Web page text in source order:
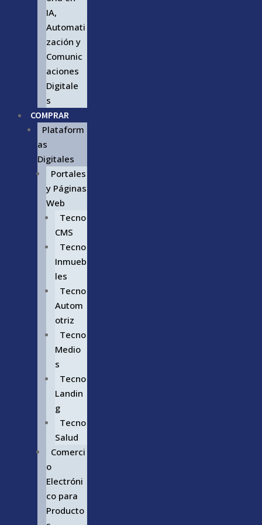
IA,
Automati
zación y
Comunic
aciones
Digitale
s
COMPRAR
Plataform
as
Digitales
Portales
y Páginas
Web
Tecno
CMS
Tecno
Inmueb
les
Tecno
Autom
otriz
Tecno
Medio
s
Tecno
Landin
g
Tecno
Salud
Comerci
o
Electróni
co para
Producto